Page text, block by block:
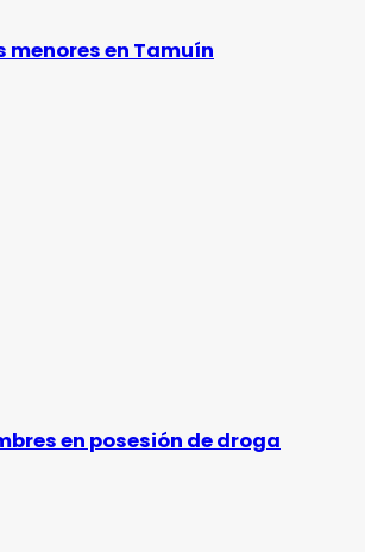
menores en Tamuín
en posesión de droga